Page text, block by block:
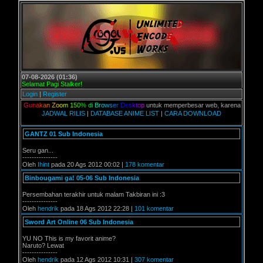
07-08-2026 (01:36)
Selamat Pagi Stalker!
Login | Register
kan Zoom 150% di Bro wser Desk opuntuk memperbesar web, karena aslinya web
JADWAL RILIS | DATABASE ANIME LIST | CARA DOWNLOAD
GANTZ 01 Sub Indonesia
Seru gan...
---------------
Oleh Ihint pada 20 Ags 2012 00:02 | 178 komentar
Binbougami ga! 05-06 Sub Indonesia
Persembahan terakhir untuk malam Takbiran ini :3
---------------
Oleh hendrik pada 18 Ags 2012 22:28 | 101 komentar
Sword Art Online 06 Sub Indonesia
YU NO This is my favorit anime?
Naruto? Lewat
---------------
Oleh hendrik pada 12 Ags 2012 10:31 | 307 komentar